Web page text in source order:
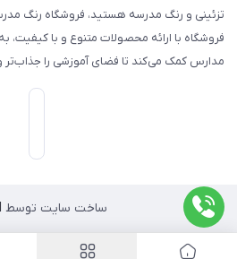
تزئینی و رنگ مدرسه هستید، فروشگاه رنگ
فروشگاه با ارائه محصولات متنوع و با کیفیت،
مدارس کمک می‌کند تا فضای آموزشی را جذاب‌تر
ساخت سایت توسط